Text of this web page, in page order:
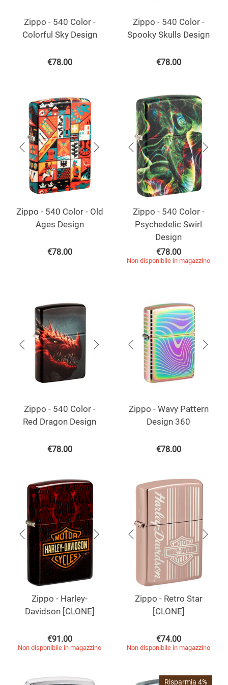
Zippo - 540 Color -
Colorful Sky Design
€78.00
Zippo - 540 Color -
Spooky Skulls Design
€78.00
Zippo - 540 Color - Old
Ages Design
€78.00
Zippo - 540 Color -
Psychedelic Swirl
Design
€78.00
Non disponibile in magazzino
Zippo - 540 Color -
Red Dragon Design
€78.00
Zippo - Wavy Pattern
Design 360
€78.00
Zippo - Harley-
Davidson [CLONE]
€91.00
Non disponibile in magazzino
Zippo - Retro Star
[CLONE]
€74.00
Non disponibile in magazzino
Risparmia 4%